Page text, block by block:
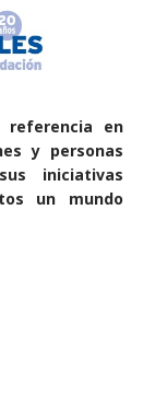
referencia en
y personas
iniciativas
un mundo